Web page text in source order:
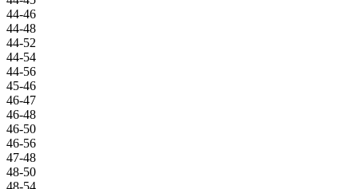
44-46
44-48
44-52
44-54
44-56
45-46
46-47
46-48
46-50
46-56
47-48
48-50
48-54